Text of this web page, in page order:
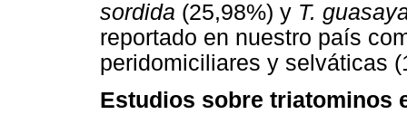
sordida (25,98%) y T.
reportado en nuestro país
peridomiciliares y selváticas
Estudios sobre triatominos